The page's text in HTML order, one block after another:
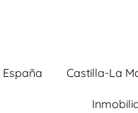
España Castilla-La